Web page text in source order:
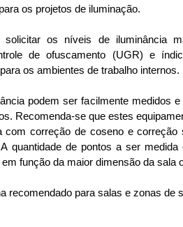
os projetos de iluminação.
os níveis de iluminância
de ofuscamento (UGR) e
os ambientes de trabalho internos.
podem ser facilmente medidos
Recomenda-se que estes
com correção de coseno e
quantidade de pontos a ser
função da maior dimensão da sala
recomendado para salas e zonas de